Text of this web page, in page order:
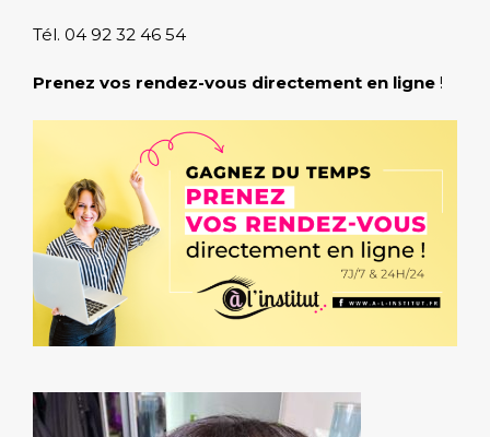
Tél. 04 92 32 46 54
Prenez vos rendez-vous directement en ligne !